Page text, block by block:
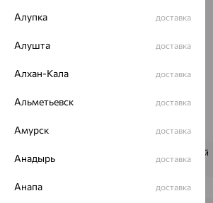
Вставка:
Бренд:MAGIC STONES
Вес металла:
Наименование цвета вставки:
Характеристика вставки:
ВИД КАМНЯ
Корунд сапфировый
ПРОИСХОЖДЕНИЕ Искусственный
Алупка доставка
Алушта доставка
Алхан-Кала доставка
Альметьевск доставка
Амурск доставка
Анадырь доставка
Анапа доставка